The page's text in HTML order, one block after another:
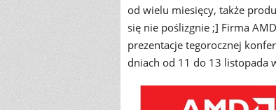
od wielu miesięcy, także
się nie poślizgnie ;] Firma
prezentacje tegorocznej
dniach od 11 do 13 listopada